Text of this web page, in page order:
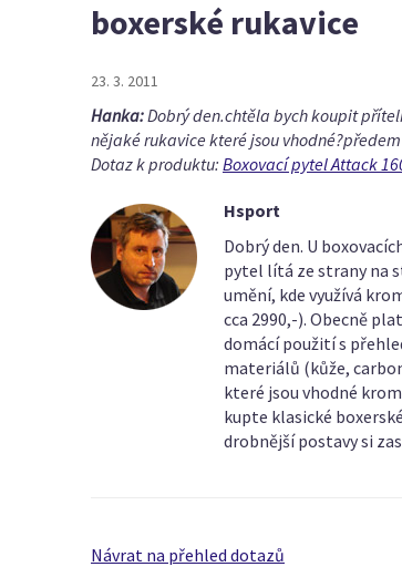
boxerské rukavice
23. 3. 2011
Hanka:Dobrý den.chtěla bych koupit
nějaké rukavice které jsou
Dotaz k produktu: Boxovací pytel Attack
Hsport
Dobrý den. U
pytel lítá ze strany na
umění, kde využívá
cca 2990,-). Obecně
domácí použití s
materiálů (kůže,
které jsou vhodné
kupte klasické
drobnější postavy si
Návrat na přehled dotazů